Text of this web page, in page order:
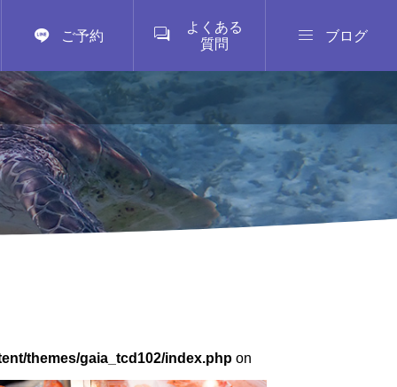
 ご予約 
よくある
質問
 ブログ
themes/gaia_tcd102/index.php on